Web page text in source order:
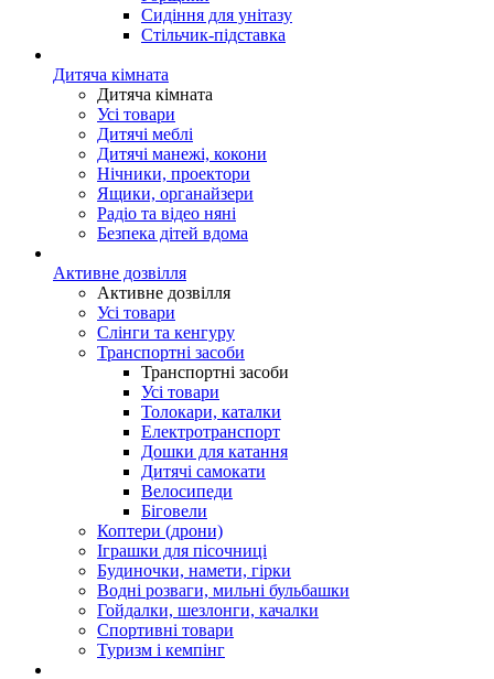
Сидіння для унітазу
Стільчик-підставка
Дитяча кімната
Дитяча кімната
Усі товари
Дитячі меблі
Дитячі манежі, кокони
Нічники, проектори
Ящики, органайзери
Радіо та відео няні
Безпека дітей вдома
Активне дозвілля
Активне дозвілля
Усі товари
Слінги та кенгуру
Транспортні засоби
Транспортні засоби
Усі товари
Толокари, каталки
Електротранспорт
Дошки для катання
Дитячі самокати
Велосипеди
Біговели
Коптери (дрони)
Іграшки для пісочниці
Будиночки, намети, гірки
Водні розваги, мильні бульбашки
Гойдалки, шезлонги, качалки
Спортивні товари
Туризм і кемпінг